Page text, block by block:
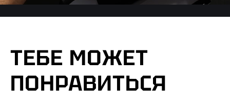
ТЕБЕ МОЖЕТ
ПОНРАВИТЬСЯ